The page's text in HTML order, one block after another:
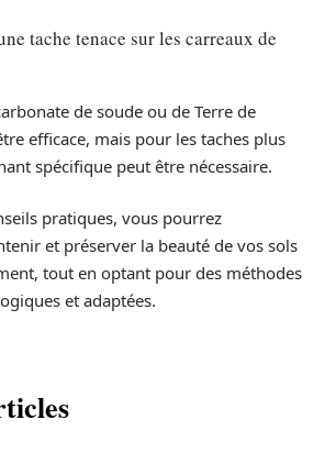
tache tenace sur les carreaux de
de soude ou de Terre de
efficace, mais pour les taches plus
spécifique peut être nécessaire.
pratiques, vous pourrez
et préserver la beauté de vos sols
tout en optant pour des méthodes
et adaptées.